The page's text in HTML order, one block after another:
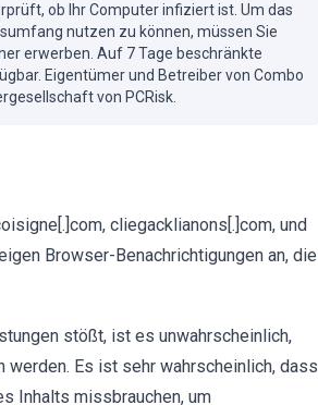
ob Ihr Computer infiziert ist. Um das
nutzen zu können, müssen Sie
erwerben. Auf 7 Tage beschränkte
Eigentümer und Betreiber von Combo
von PCRisk.
cliegacklianons[.]com, und
Browser-Benachrichtigungen an, die
stößt, ist es unwahrscheinlich,
Es ist sehr wahrscheinlich, dass
Inhalts missbrauchen, um